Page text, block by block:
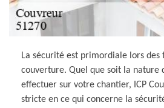
La sécurité est primordiale lors des
couverture. Quel que soit la nature
effectuer sur votre chantier, ICP
stricte en ce qui concerne la